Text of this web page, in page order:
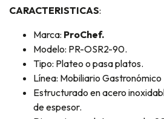
CARACTERISTICAS:
Marca: ProChef.
Modelo: PR-OSR2-90.
Tipo: Plateo o pasa platos.
Línea: Mobiliario Gastronómico
Estructurado en acero
de espesor.